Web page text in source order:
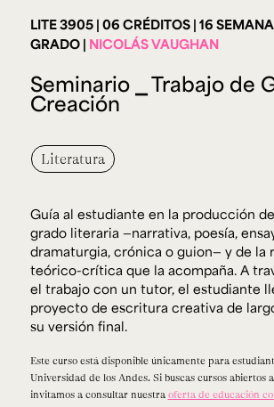
Universidad de los Andes | Vigilada
Reconocimiento como universidad: Decreto
de mayo de 1964. Reconocimiento de
Posgrados
Ext. 4925
Educación
Continua
Seminario ⎯ Trabajo de
Creación
LITE 3905 06 CRÉDITOS 16
GRADO
NICOLÁS VAUGHAN
Literatura
Guía al estudiante en la producción
grado literaria —narrativa, poesía,
dramaturgia, crónica o guion— y de la
teórico-crítica que la acompaña. A
el trabajo con un tutor, el estudiante
proyecto de escritura creativa de
su versión final.
Este curso está disponible únicamente para
Universidad de los Andes. Si buscas cursos abiertos
invitamos a consultar nuestra oferta de educación